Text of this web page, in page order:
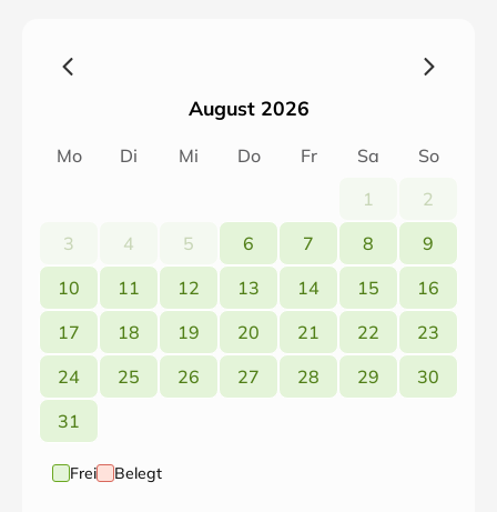
August 2026
Mo Di Mi Do Fr Sa
So
1
2
3
4 5 6 7 8
9
10
11 12 13 14 15
16
17
18 19 20 21 22
23
24
25 26 27 28 29
30
31
Frei Belegt